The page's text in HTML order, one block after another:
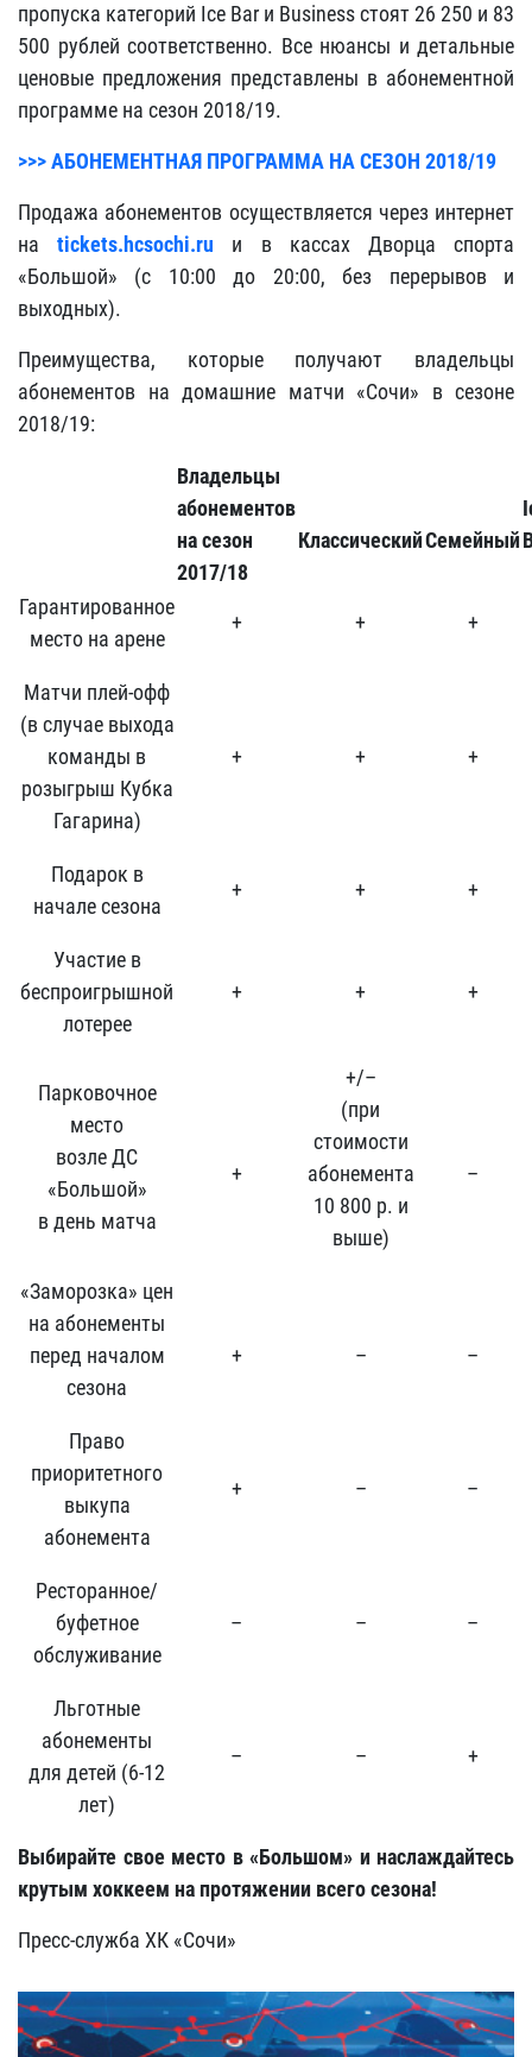
пропуска категорий Ice Bar и Business стоят 26 250 и 83
500 рублей соответственно. Все нюансы и детальные
ценовые предложения представлены в абонементной
программе на сезон 2018/19.
>>> АБОНЕМЕНТНАЯ ПРОГРАММА НА СЕЗОН 2018/19
Продажа абонементов осуществляется через интернет
наtickets.hcsochi.ru и в кассах Дворца спорта
«Большой» (с 10:00 до 20:00, без перерывов и
выходных).
Преимущества, которые получают владельцы
абонементов на домашние матчи «Сочи» в сезоне
2018/19:
Владельцы
абонементов
на сезон
2017/18
КлассическийСемейный
Гарантированное
место на арене
+ + +
Матчи плей-офф
(в случае выхода
команды в
розыгрыш Кубка
Гагарина)
+ + +
Подарок в
начале сезона
+ + +
Участие в
беспроигрышной
лотерее
+ + +
Парковочное
место
возле ДС
«Большой»
в день матча
+
+/–
(при
стоимости
абонемента
10 800 р. и
выше)
–
«Заморозка» цен
на абонементы
перед началом
сезона
+ – –
Право
приоритетного
выкупа
абонемента
+ – –
Ресторанное/
буфетное
обслуживание
– – –
Льготные
абонементы
для детей (6-12
лет)
– – +
Выбирайте свое место в «Большом» и наслаждайтесь
крутым хоккеем на протяжении всего сезона!
Пресс-служба ХК «Сочи»